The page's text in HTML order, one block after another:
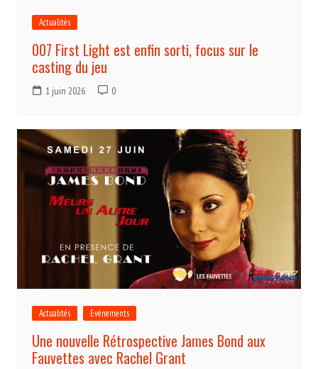
Actualités
007 First Light est enfin sorti, focus sur le
casting du jeu
1 juin 2026 0
Actualités Evénements
Une nouvelle Rétrospective James Bond aux
Fauvettes avec Rachel Grant